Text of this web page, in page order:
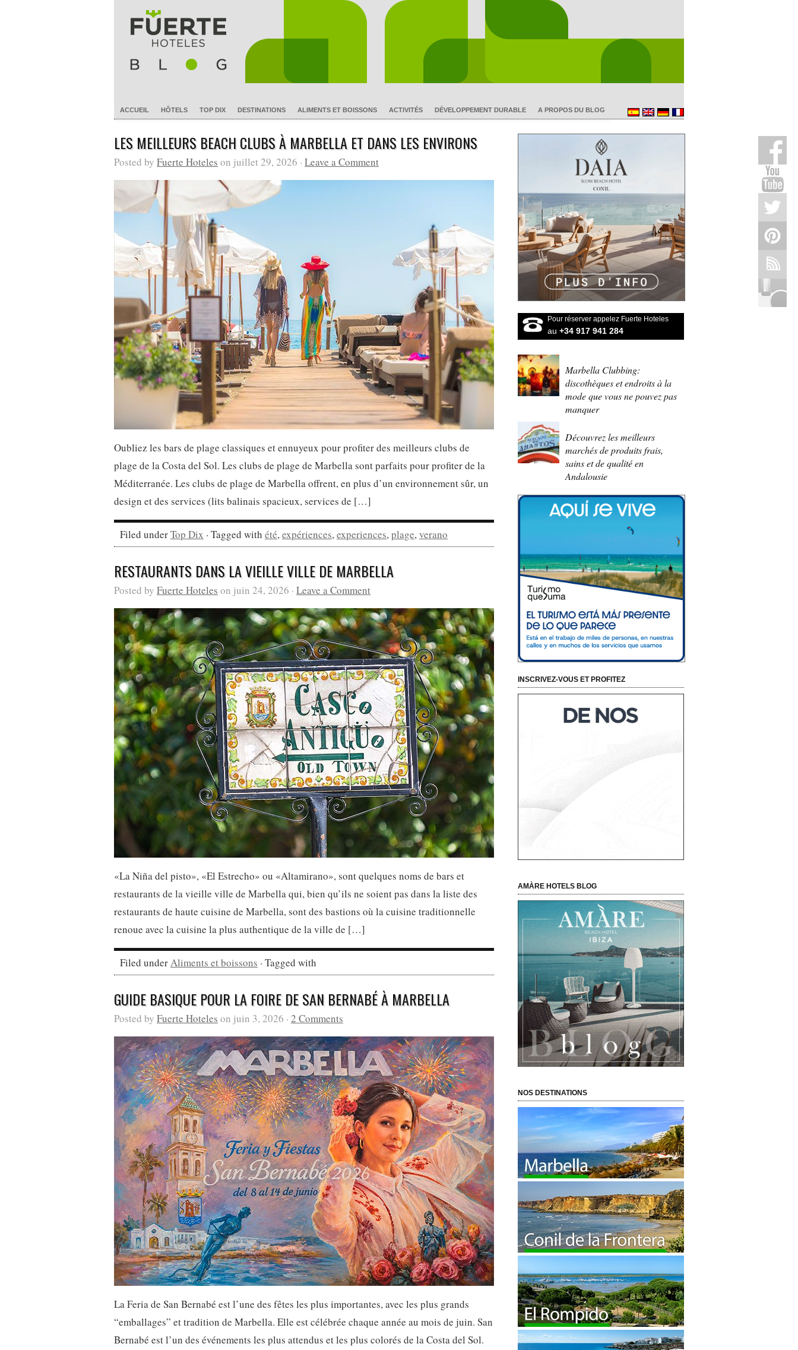
ACCUEIL HÔTELS TOP DIX DESTINATIONS ALIMENTS ET BOISSONS ACTIVITÉS DÉVELOPPEMENT DURABLE A PROPOS DU BLOG
LES MEILLEURS BEACH CLUBS À MARBELLA ET DANS LES ENVIRONS
Posted by Fuerte Hoteles on juillet 29, 2026 · Leave a Comment
Oubliez les bars de plage classiques et ennuyeux pour profiter des meilleurs clubs de
plage de la Costa del Sol. Les clubs de plage de Marbella sont parfaits pour profiter de la
Méditerranée. Les clubs de plage de Marbella offrent, en plus d’un environnement sûr, un
design et des services (lits balinais spacieux, services de […]
Filed underTop Dix · Tagged with été,expériences,experiences,plage,verano
RESTAURANTS DANS LA VIEILLE VILLE DE MARBELLA
Posted by Fuerte Hoteles on juin 24, 2026 · Leave a Comment
«La Niña del pisto», «El Estrecho» ou «Altamirano», sont quelques noms de bars et
restaurants de la vieille ville de Marbella qui, bien qu’ils ne soient pas dans la liste des
restaurants de haute cuisine de Marbella, sont des bastions où la cuisine traditionnelle
renoue avec la cuisine la plus authentique de la ville de […]
Filed underAliments et boissons · Tagged with
GUIDE BASIQUE POUR LA FOIRE DE SAN BERNABÉ À MARBELLA
Posted by Fuerte Hoteles on juin 3, 2026 · 2 Comments
La Feria de San Bernabé est l’une des fêtes les plus importantes, avec les plus grands
“emballages” et tradition de Marbella. Elle est célébrée chaque année au mois de juin. San
Bernabé est l’un des événements les plus attendus et les plus colorés de la Costa del Sol.
Pour réserver appelez Fuerte Hoteles
au +34 917 941 284
Marbella Clubbing:
discothèques et endroits à la
mode que vous ne pouvez pas
manquer
Découvrez les meilleurs
marchés de produits frais,
sains et de qualité en
Andalousie
INSCRIVEZ-VOUS ET PROFITEZ
AMÀRE HOTELS BLOG
NOS DESTINATIONS